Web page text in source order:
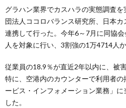
グラハン業界でカスハラの実態調査
団法人ココロバランス研究所、日本
連携して行った。今年6～7月に同協
人を対象に行い、3割強の1万4714人
従業員の18.9％が直近2年以内に、被
特に、空港内のカウンターで利用者
ービス・インフォメーション業務」
した。